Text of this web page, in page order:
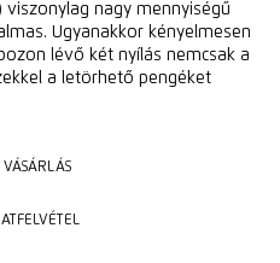
viszonylag nagy mennyiségű
Ugyanakkor kényelmesen
lévő két nyílás nemcsak a
a letörhető pengéket